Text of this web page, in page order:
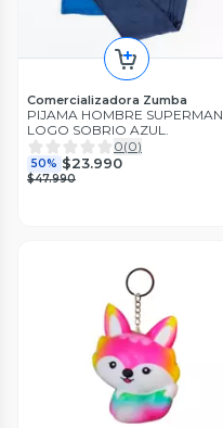
Comercializadora Zumba
PIJAMA HOMBRE SUPERMAN
LOGO SOBRIO AZUL.
0(0)
50% $23.990
$47.990